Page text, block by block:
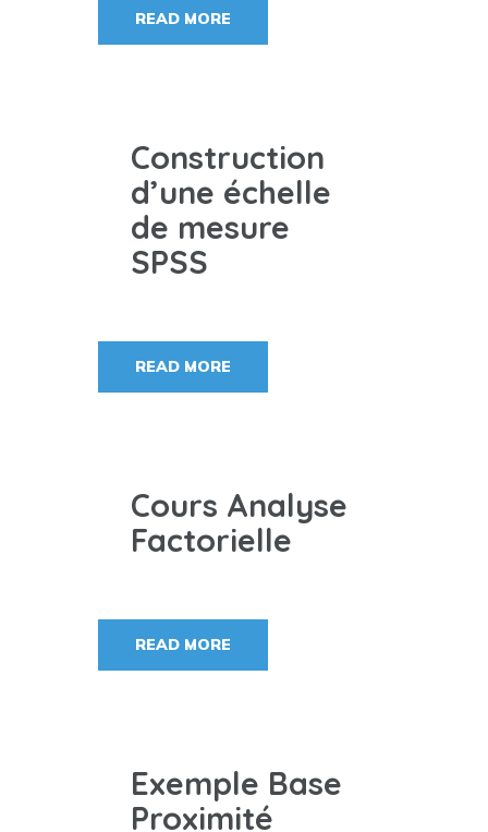
READ MORE
Construction
d’une échelle
de mesure
SPSS
READ MORE
Cours Analyse
Factorielle
READ MORE
Exemple Base
Proximité